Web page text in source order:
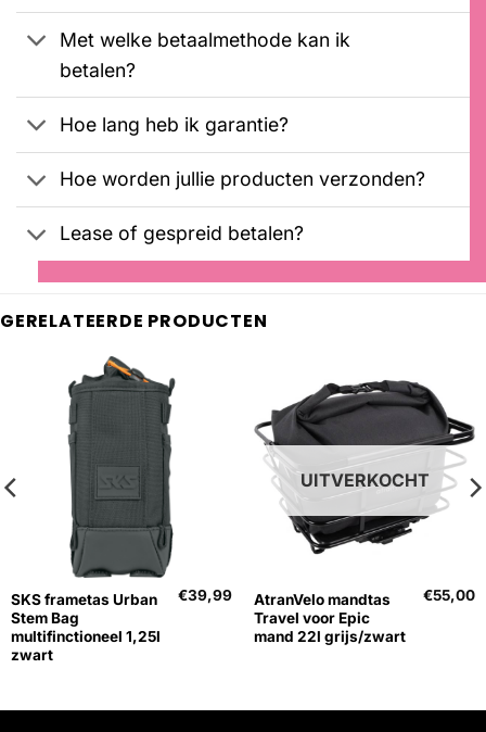
Met welke betaalmethode kan ik
betalen?
Hoe lang heb ik garantie?
Hoe worden jullie producten verzonden?
Lease of gespreid betalen?
GERELATEERDE PRODUCTEN
SKS frametas Urban
Stem Bag
multifinctioneel 1,25l
zwart
€39,99
UITVERKOCHT
AtranVelo mandtas
Travel voor Epic
mand 22l grijs/zwart
€55,00